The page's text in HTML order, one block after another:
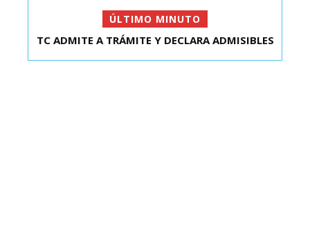
ÚLTIMO MINUTO
EXDIPUTADO LAVÍN SALIÓ DE CAPITÁN YÁBER
TC ADMITE A TRÁMITE Y DECLARA ADMISIBLES